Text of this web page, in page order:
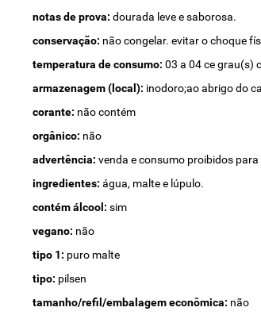
notas de prova: dourada leve e saborosa.
conservação: não congelar. evitar o choque
temperatura de consumo: 03 a 04 ce grau(s)
armazenagem (local): inodoro;ao abrigo do
corante: não contém
orgânico: não
advertência: venda e consumo proibidos
ingredientes: água, malte e lúpulo.
contém álcool: sim
vegano: não
tipo 1: puro malte
tipo: pilsen
tamanho/refil/embalagem econômica: não